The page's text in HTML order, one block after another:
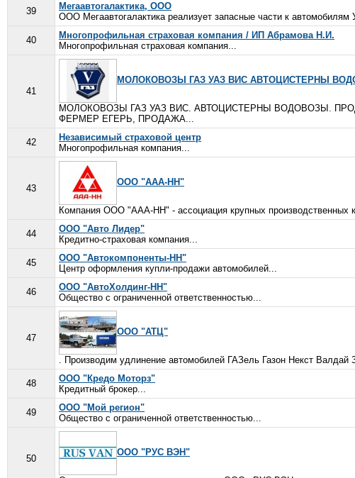
39
Мегаавтогалактика, ООО
ООО Мегаавтогалактика реализует запасные части к
40
Многопрофильная страховая компания / ИП Абрамова Н.И.
Многопрофильная страховая компания...
41
МОЛОКОВОЗЫ ГАЗ УАЗ ВИС АВТОЦИСТЕРНЫ
МОЛОКОВОЗЫ ГАЗ УАЗ ВИС. АВТОЦИСТЕРНЫ ВОДОВОЗЫ.
ФЕРМЕР ЕГЕРЬ, ПРОДАЖА...
42
Независимый страховой центр
Многопрофильная компания...
43
ООО "ААА-НН"
Компания ООО "ААА-НН" - ассоциация крупных производственных
44
ООО "Авто Лидер"
Кредитно-страховая компания...
45
ООО "Автокомпоненты-НН"
Центр оформления купли-продажи автомобилей...
46
ООО "АвтоХолдинг-НН"
Общество с ограниченной ответственностью...
47
ООО "АТЦ"
. Производим удлинение автомобилей ГАЗель Газон Некст
48
ООО "Кредо Моторз"
Кредитный брокер...
49
ООО "Мой регион"
Общество с ограниченной ответственностью...
50
ООО "РУС ВЭН"